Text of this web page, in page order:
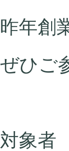
昨年創
ぜひご
対象者